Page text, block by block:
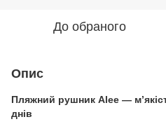
До обраного
Опис
Пляжний рушник Alee —
днів